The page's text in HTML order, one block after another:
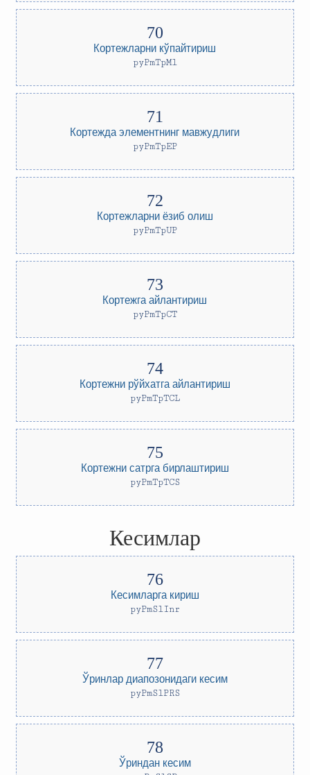
Кортежларни кўпайтириш
pyPmTpMl
Кортежда элементнинг мавжудлиги
pyPmTpEP
Кортежларни ёзиб олиш
pyPmTpUP
Кортежга айлантириш
pyPmTpCT
Кортежни рўйхатга айлантириш
pyPmTpTCL
Кортежни сатрга бирлаштириш
pyPmTpTCS
Кесимлар
Кесимларга кириш
pyPmSlInr
Ўринлар диапозонидаги кесим
pyPmSlPRS
Ўриндан кесим